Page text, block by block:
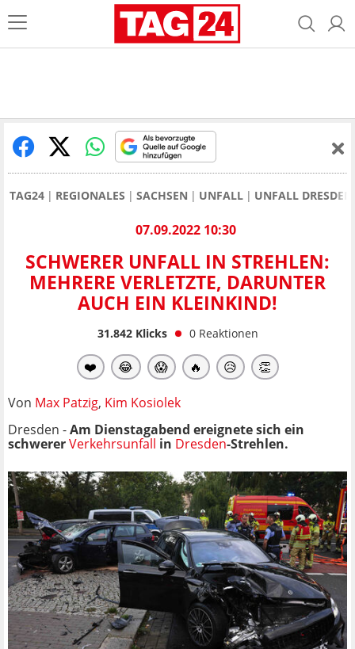
TAG24 REGIONALES SACHSEN UNFALL UNFALL
07.09.2022 10:30
SCHWERER UNFALL IN STREHLEN:
MEHRERE VERLETZTE, DARUNTER
AUCH EIN KLEINKIND!
31.842Klicks 0 Reaktionen
❤️ 😂 😱 🔥 😥 👏
Von Max Patzig, Kim Kosiolek
Dresden -Am Dienstagabend ereignete sich ein
schwererVerkehrsunfall in Dresden-Strehlen.